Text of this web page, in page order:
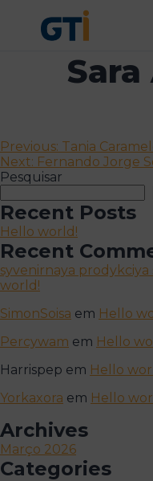
Navegação
de
artigos
Previous: Tania
Next: Fernando Jorge
Pesquisar
Recent Posts
Hello world!
Recent
syvenirnaya
world!
SimonSoisa em Hello
Percywam em Hello
Harrispep em Hello
Yorkaxora em Hello
Archives
Março 2026
Categories